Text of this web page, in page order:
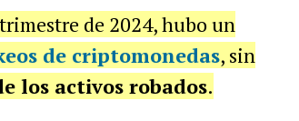
de 2024, hubo un
de criptomonedas, sin
los activos robados.